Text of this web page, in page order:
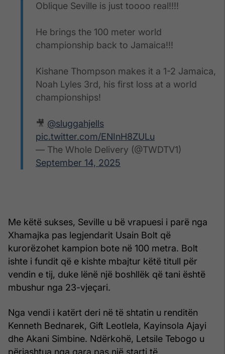
Oblique Seville is just toooo real!!!!
He brings the 100 meter world
championship back to Jamaica!!!
Kishane Thompson makes it a 1-2 Jamaica,
Noah Lyles 3rd, his first loss at a world
championships!
🎥 @sluggahjells
pic.twitter.com/ENInH8ZULu
— The Whole Delivery (@TWDTV1)
September 14, 2025
Me këtë sukses, Seville u bë vrapuesi i parë nga
Xhamajka pas legjendarit Usain Bolt që
kurorëzohet kampion bote në 100 metra. Bolt
ishte i fundit që e kishte mbajtur këtë titull për
vendin e tij, duke lënë një boshllëk që tani është
mbushur nga 23-vjeçari.
Nga vendi i katërt deri në të shtatin u renditën
Kenneth Bednarek, Gift Leotlela, Kayinsola Ajayi
dhe Akani Simbine. Ndërkohë, Letsile Tebogo u
përjashtua nga gara pas një starti të